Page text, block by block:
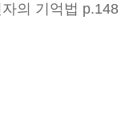
의 기억법 p.148